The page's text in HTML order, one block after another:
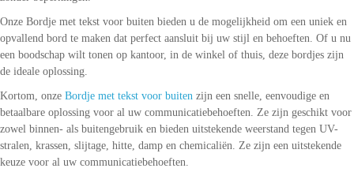
Onze Bordje met tekst voor buiten bieden u de mogelijkheid om een uniek en
opvallend bord te maken dat perfect aansluit bij uw stijl en behoeften. Of u nu
een boodschap wilt tonen op kantoor, in de winkel of thuis, deze bordjes zijn
de ideale oplossing.
Kortom, onze Bordje met tekst voor buiten zijn een snelle, eenvoudige en
betaalbare oplossing voor al uw communicatiebehoeften. Ze zijn geschikt voor
zowel binnen- als buitengebruik en bieden uitstekende weerstand tegen UV-
stralen, krassen, slijtage, hitte, damp en chemicaliën. Ze zijn een uitstekende
keuze voor al uw communicatiebehoeften.